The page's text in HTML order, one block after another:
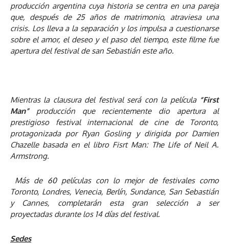
producción argentina cuya historia se centra en una pareja
que, después de 25 años de matrimonio, atraviesa una
crisis. Los lleva a la separación y los impulsa a cuestionarse
sobre el amor, el deseo y el paso del tiempo, este filme fue
apertura del festival de san Sebastián este año.
Mientras la clausura del festival será con la película “First
Man”producción que recientemente dio apertura al
prestigioso festival internacional de cine de Toronto,
protagonizada por Ryan Gosling y dirigida por Damien
Chazelle basada en el libro Fisrt Man: The Life of Neil A.
Armstrong.
Más de 60 películas con lo mejor de festivales como
Toronto, Londres, Venecia, Berlín, Sundance, San Sebastián
y Cannes, completarán esta gran selección a ser
proyectadas durante los 14 días del festival.
Sedes